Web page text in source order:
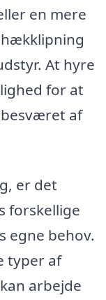
en mere
At hyre
for at
af
er det
forskellige
egne behov.
typer af
arbejde